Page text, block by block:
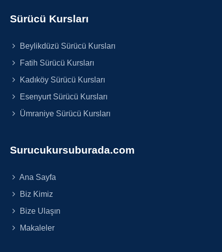
Sürücü Kursları
Beylikdüzü Sürücü Kursları
Fatih Sürücü Kursları
Kadıköy Sürücü Kursları
Esenyurt Sürücü Kursları
Ümraniye Sürücü Kursları
Surucukursuburada.com
Ana Sayfa
Biz Kimiz
Bize Ulaşın
Makaleler